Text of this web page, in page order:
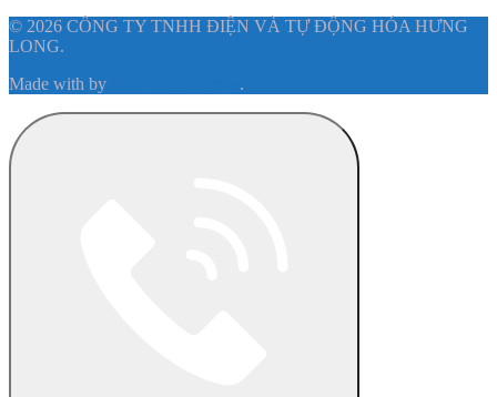
© 2026 CÔNG TY TNHH ĐIỆN VÀ TỰ ĐỘNG HÓA HƯNG
LONG.
Made with by .